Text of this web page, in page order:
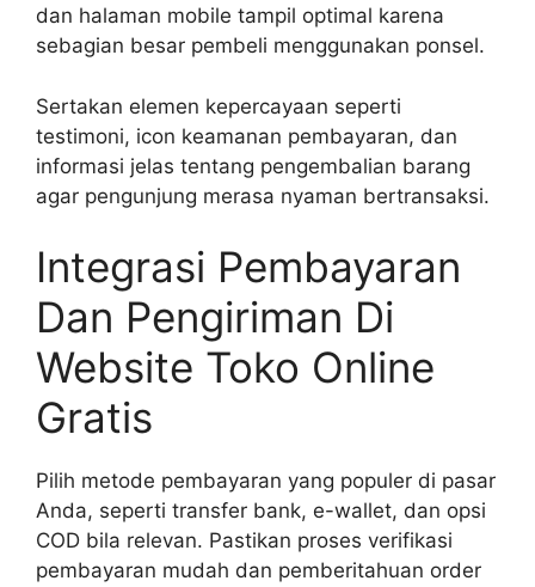
dan halaman mobile tampil optimal karena
sebagian besar pembeli menggunakan ponsel.
Sertakan elemen kepercayaan seperti
testimoni, icon keamanan pembayaran, dan
informasi jelas tentang pengembalian barang
agar pengunjung merasa nyaman bertransaksi.
Integrasi Pembayaran
Dan Pengiriman Di
Website Toko Online
Gratis
Pilih metode pembayaran yang populer di pasar
Anda, seperti transfer bank, e-wallet, dan opsi
COD bila relevan. Pastikan proses verifikasi
pembayaran mudah dan pemberitahuan order